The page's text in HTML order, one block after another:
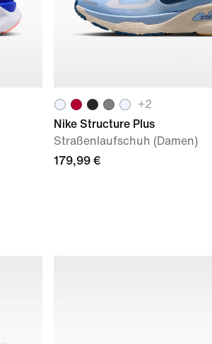
+2
Nike Structure Plus
Straßenlaufschuh (Damen)
179,99 €